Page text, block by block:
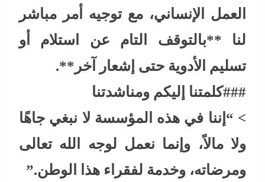
العمل الإنساني، مع توجيه أمر مباشر
لنا **بالتوقف التام عن استلام أو
تسليم الأدوية حتى إشعار آخر**.
###كلمتنا إليكم ومناشدتنا
> “إننا في هذه المؤسسة لا نبغي جاهًا
ولا مالاً، وإنما نعمل لوجه الله تعالى
ومرضاته، وخدمة لفقراء هذا الوطن.”